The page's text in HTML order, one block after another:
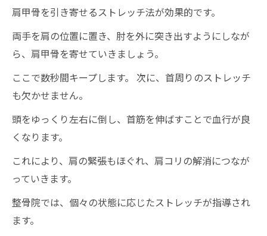
肩甲骨を引き寄せるストレッチ法が効果的です。
両手を肩の位置に置き、肘を外に突き出すようにしなが
ら、肩甲骨を寄せていきましょう。
ここで数秒間キープします。 次に、首周りのストレッチ
も欠かせません。
頭をゆっくり左右に倒し、首筋を伸ばすことで血行が良
くなります。
これにより、肩の緊張もほぐれ、肩コリの解消につなが
っていきます。
整骨院では、個々の状態に応じたストレッチが指導され
ます。